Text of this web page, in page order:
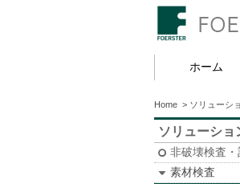
ホーム
Home > ソリューシ
ソリューショ
非破壊検査
素材検査